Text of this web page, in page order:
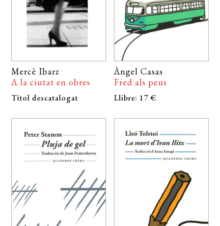
EL MEU COMPTE
CERCAR
WISHLIST
Mercè Ibarz
A la ciutat en obres
Títol descatalogat
Àngel Casas
Fred als peus
Llibre: 17 €